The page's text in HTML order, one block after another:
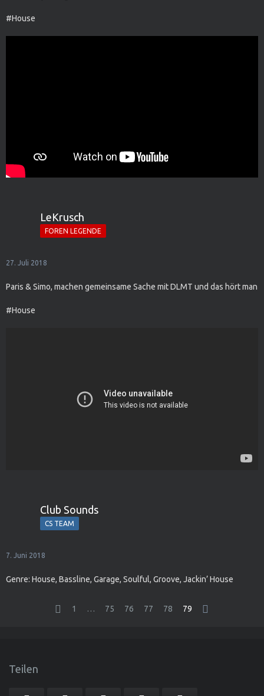
#House
LeKrusch
FOREN LEGENDE
27. Juli 2018
Paris & Simo, machen gemeinsame Sache mit DLMT und das hört man
#House
Club Sounds
CS TEAM
7. Juni 2018
Genre: House, Bassline, Garage, Soulful, Groove, Jackin’ House
1 … 75 76 77 78 79
Teilen